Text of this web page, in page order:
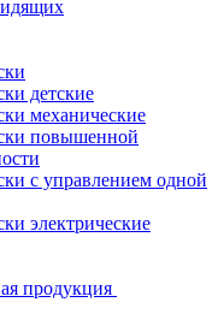
детские
механические
повышенной
с управлением одной
электрические
продукция